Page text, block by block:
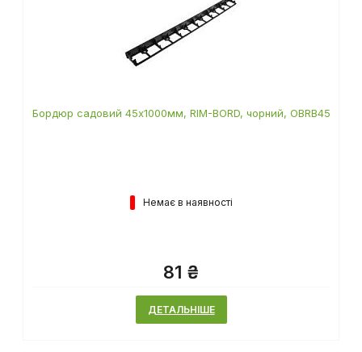
Бордюр садовий 45х1000мм, RIM-BORD, чорний, OBRB45
Немає в наявності
81 ₴
ДЕТАЛЬНІШЕ